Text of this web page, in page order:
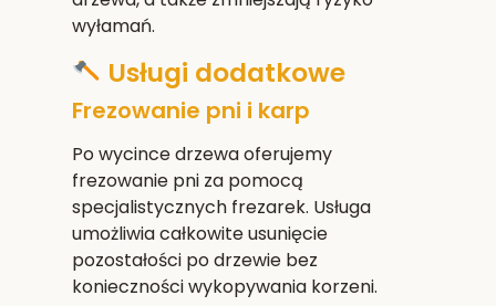
wyłamań.
Usługi dodatkowe
Frezowanie pni i karp
Po wycince drzewa oferujemy
frezowanie pni za pomocą
specjalistycznych frezarek. Usługa
umożliwia całkowite usunięcie
pozostałości po drzewie bez
konieczności wykopywania korzeni.